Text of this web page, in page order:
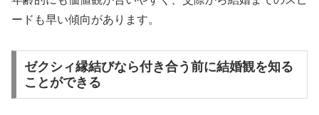
ードも早い傾向があります。
ゼクシィ縁結びなら付き合う前に結婚観を知る
ことができる